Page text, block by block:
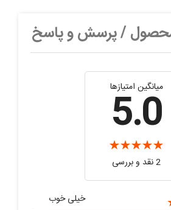
/ پرسش و پاسخ
میانگین امتیازها
5.0
2 نقد و بررسی‌‌
خیلی خوب